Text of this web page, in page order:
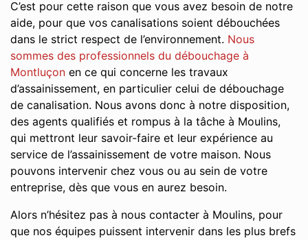
C’est pour cette raison que vous avez besoin de notre
aide, pour que vos canalisations soient débouchées
dans le strict respect de l’environnement. Nous
sommes des professionnels du débouchage à
Montluçon en ce qui concerne les travaux
d’assainissement, en particulier celui de débouchage
de canalisation. Nous avons donc à notre disposition,
des agents qualifiés et rompus à la tâche à Moulins,
qui mettront leur savoir-faire et leur expérience au
service de l’assainissement de votre maison. Nous
pouvons intervenir chez vous ou au sein de votre
entreprise, dès que vous en aurez besoin.
Alors n’hésitez pas à nous contacter à Moulins, pour
que nos équipes puissent intervenir dans les plus brefs